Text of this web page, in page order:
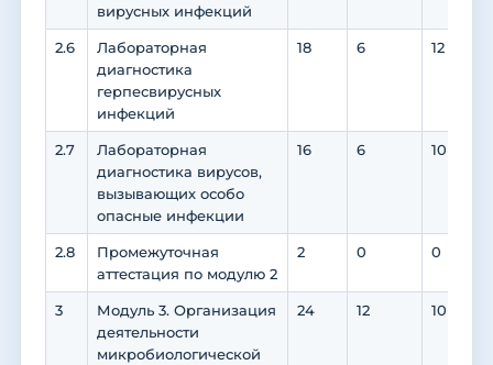
вирусных инфекций
2.6
Лабораторная
диагностика
герпесвирусных
инфекций
18 6 12
2.7
Лабораторная
диагностика вирусов,
вызывающих особо
опасные инфекции
16 6 10
2.8
Промежуточная
аттестация по модулю 2
2 0 0
3
Модуль 3. Организация
деятельности
микробиологической
24 12 10